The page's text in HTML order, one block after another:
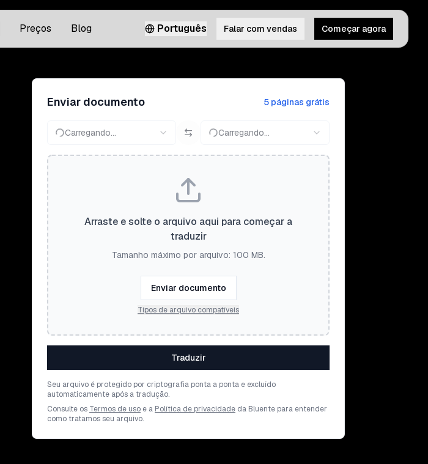
Preços Blog Português Falar com vendas Começar agora
Enviar documento 5 páginas grátis
Carregando... Carregando...
Arraste e solte o arquivo aqui para começar a
traduzir
Tamanho máximo por arquivo: 100 MB.
Enviar documento
Tipos de arquivo compatíveis
Traduzir
Seu arquivo é protegido por criptografia ponta a ponta e excluído
automaticamente após a tradução.
Consulte os Termos de uso e a Política de privacidade da Bluente para entender
como tratamos seu arquivo.